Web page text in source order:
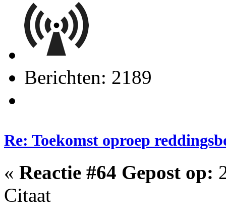
Berichten: 2189
Re: Toekomst oproep
« Reactie #64 Gepost op:
Citaat